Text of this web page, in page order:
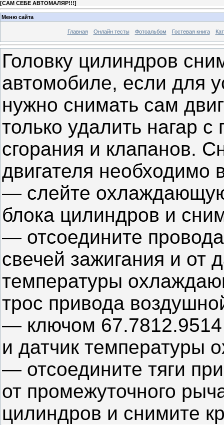
[САМ СЕБЕ АВТОМАЛЯР!!!]
Меню сайта
Главная Онлайн тесты Фотоальбом Гостевая книга
Головку цилиндров
автомобиле, если для
нужно снимать сам
только удалить нагар
сгорания и клапанов.
двигателя
— слейте
блока цилиндров и
— отсоедините
свечей зажигания и от
температуры
трос привода
— ключом 67.7812.9514
и датчик температуры
— отсоедините тяги
от промежуточного
цилиндров и снимите